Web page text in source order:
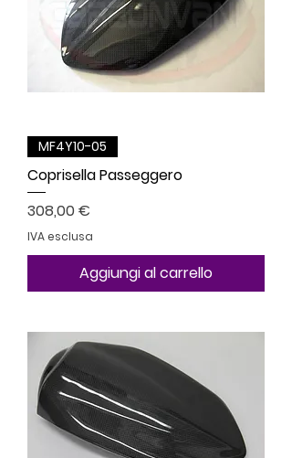
MF4Y10-05
Coprisella Passeggero
Prezzo
308,00 €
IVA esclusa
Aggiungi al carrello